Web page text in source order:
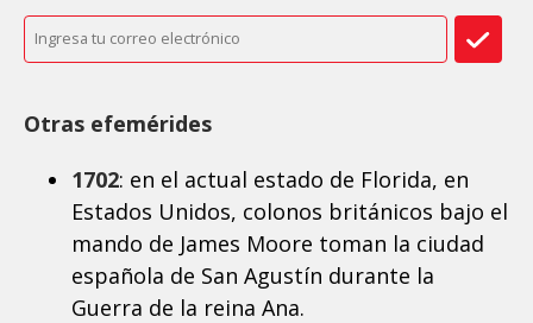
Otras efemérides
1702: en el actual estado de Florida, en
Estados Unidos, colonos británicos bajo el
mando de James Moore toman la ciudad
española de San Agustín durante la
Guerra de la reina Ana.